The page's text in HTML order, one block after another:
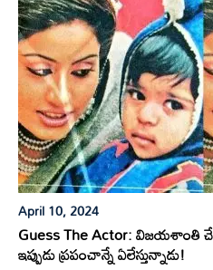
April 10, 2024
Guess The Actor: విజయశాంతి
ఇప్పుడు ప్రపంచాన్నే ఏలేస్తున్నాడు!